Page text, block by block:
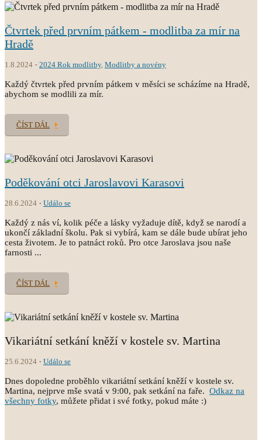
Čtvrtek před prvním pátkem - modlitba za mír na
Hradě
1.8.2024 2024 Rok modlitby, Modlitby a novény
Každý čtvrtek před prvním pátkem v měsíci se scházíme na Hradě,
abychom se modlili za mír.
ČÍST DÁL
Poděkování otci Jaroslavovi Karasovi
28.6.2024 Událo se
Každý z nás ví, kolik péče a lásky vyžaduje dítě, když se narodí a
ukončí základní školu. Pak si vybírá, kam se dále bude ubírat jeho
cesta životem. Je to patnáct roků. Pro otce Jaroslava jsou naše
farnosti ...
ČÍST DÁL
Vikariátní setkání kněží v kostele sv. Martina
25.6.2024 Událo se
Dnes dopoledne proběhlo vikariátní setkání kněží v kostele sv.
Martina, nejprve mše svatá v 9:00, pak setkání na faře. Odkaz na
všechny fotky, můžete přidat i své fotky, pokud máte :)